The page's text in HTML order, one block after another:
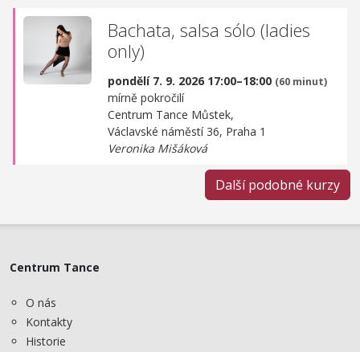
Bachata, salsa sólo (ladies
only)
pondělí 7. 9. 2026 17:00–18:00 (60 minut)
mírně pokročilí
Centrum Tance Můstek,
Václavské náměstí 36, Praha 1
Veronika Mišáková
Další podobné kurzy
Centrum Tance
O nás
Kontakty
Historie